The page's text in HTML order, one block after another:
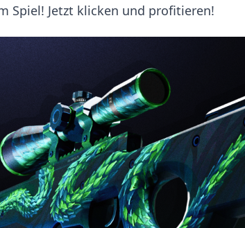
Spiel! Jetzt klicken und profitieren!